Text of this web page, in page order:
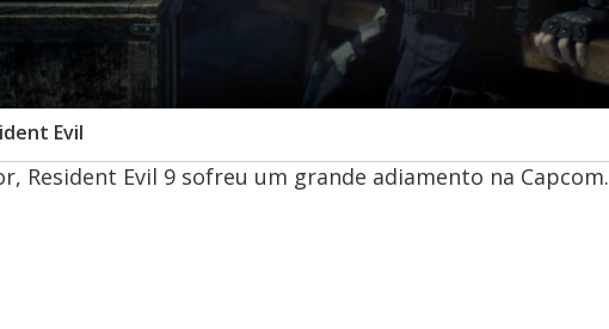
Evil
Resident Evil 9 sofreu um grande adiamento na Capcom.